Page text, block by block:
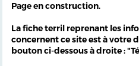
Page en construction.
La fiche terril reprenant les
concernent ce site est à votre
bouton ci-dessous à droite :